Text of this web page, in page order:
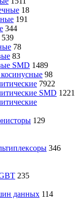
18
191
344
539
78
83
SMD 1489
98
7922
SMD 1221
129
346
235
данных 114